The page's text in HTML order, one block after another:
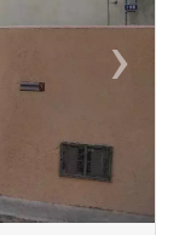
›
Next